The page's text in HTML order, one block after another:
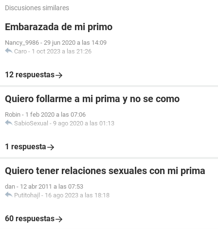
Discusiones similares
Embarazada de mi primo
Nancy_9986 - 29 jun 2020 a las 14:09
Caro - 1 oct 2023 a las 21:26
12 respuestas
Quiero follarme a mi prima y no se como
Robin - 1 feb 2020 a las 07:06
SabioSexual - 9 ago 2020 a las 01:13
1 respuesta
Quiero tener relaciones sexuales con mi prima
dan - 12 abr 2011 a las 07:53
Putitohajl - 16 ago 2023 a las 18:18
60 respuestas